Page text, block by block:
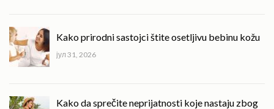
Kako prirodni sastojci štite osetljivu bebinu kožu
јул 31, 2026
Kako da sprečite neprijatnosti koje nastaju zbog